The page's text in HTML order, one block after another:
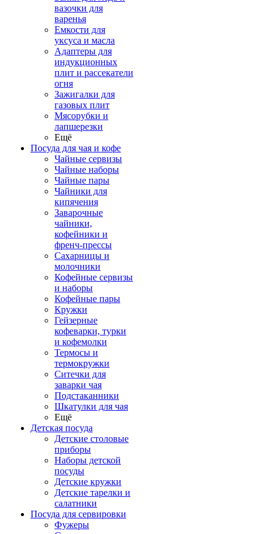
вазочки для
варенья
Емкости для
уксуса и масла
Адаптеры для
индукционных
плит и рассекатели
огня
Зажигалки для
газовых плит
Мясорубки и
лапшерезки
Ещё
Посуда для чая и кофе
Чайные сервизы
Чайные наборы
Чайные пары
Чайники для
кипячения
Заварочные
чайники,
кофейники и
френч-прессы
Сахарницы и
молочники
Кофейные сервизы
и наборы
Кофейные пары
Кружки
Гейзерные
кофеварки, турки
и кофемолки
Термосы и
термокружки
Ситечки для
заварки чая
Подстаканники
Шкатулки для чая
Ещё
Детская посуда
Детские столовые
приборы
Наборы детской
посуды
Детские кружки
Детские тарелки и
салатники
Посуда для сервировки
Фужеры